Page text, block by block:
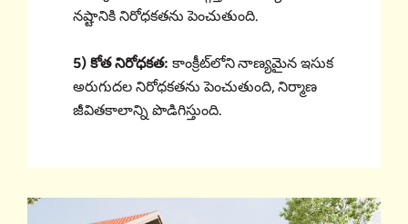
నష్టానికి నిరోధకతను పెంచుతుంది.
5) కోత నిరోధకత: కాంక్రీట్‌లోని నాణ్యమైన ఇసుక
అరుగుదల నిరోధకతను పెంచుతుంది, నిర్మాణ
జీవితకాలాన్ని పొడిగిస్తుంది.